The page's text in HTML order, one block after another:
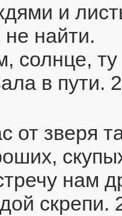
и
не найти.
солнце,
в пути.
от зверя
нам
скрепи.